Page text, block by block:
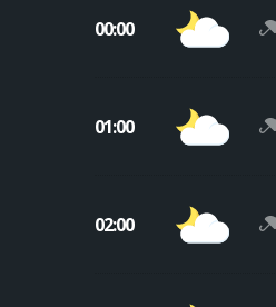
00:00
01:00
02:00